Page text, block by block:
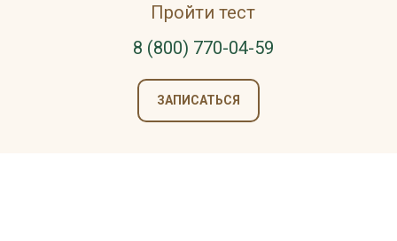
Пройти тест
8 (800) 770-04-59
ЗАПИСАТЬСЯ